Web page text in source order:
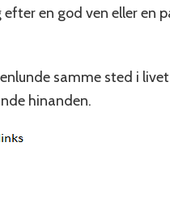
en god ven eller en
samme sted i
hinanden.